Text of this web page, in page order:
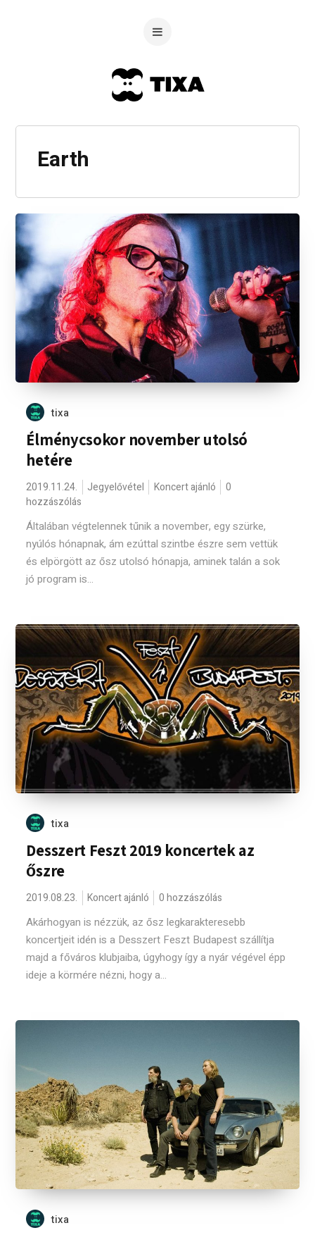
Earth
tixa
Élménycsokor november utolsó
hetére
2019.11.24. Jegyelővétel Koncert ajánló
0
hozzászólás
Általában végtelennek tűnik a november, egy szürke,
nyúlós hónapnak, ám ezúttal szintbe észre sem vettük
és elpörgött az ősz utolsó hónapja, aminek talán a sok
jó program is...
tixa
Desszert Feszt 2019 koncertek az
őszre
2019.08.23. Koncert ajánló 0 hozzászólás
Akárhogyan is nézzük, az ősz legkarakteresebb
koncertjeit idén is a Desszert Feszt Budapest szállítja
majd a főváros klubjaiba, úgyhogy így a nyár végével épp
ideje a körmére nézni, hogy a...
tixa